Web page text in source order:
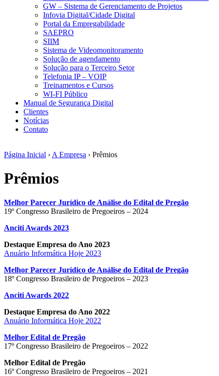
GW – Sistema de Gerenciamento de Projetos
Infovia Digital/Cidade Digital
Portal da Empregabilidade
SAEPRO
SIIM
Sistema de Videomonitoramento
Solução de agendamento
Solução para o Terceiro Setor
Telefonia IP – VOIP
Treinamentos e Cursos
WI-FI Público
Manual de Segurança Digital
Clientes
Notícias
Contato
Página Inicial › A Empresa › Prêmios
Prêmios
Melhor Parecer Jurídico de Análise do Edital de Pregão
19º Congresso Brasileiro de Pregoeiros – 2024
Anciti Awards 2023
Destaque Empresa do Ano 2023
Anuário Informática Hoje 2023
Melhor Parecer Jurídico de Análise do Edital de Pregão
18º Congresso Brasileiro de Pregoeiros – 2023
Anciti Awards 2022
Destaque Empresa do Ano 2022
Anuário Informática Hoje 2022
Melhor Edital de Pregão
17º Congresso Brasileiro de Pregoeiros – 2022
Melhor Edital de Pregão
16º Congresso Brasileiro de Pregoeiros – 2021